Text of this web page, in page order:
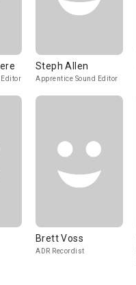
Steph Allen
Apprentice Sound Editor
Brett Voss
ADR Recordist